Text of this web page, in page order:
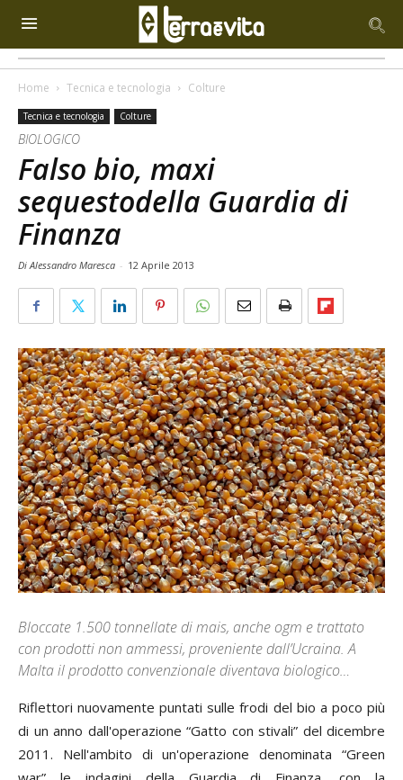
Home Tecnica e tecnologia Colture
Tecnica e tecnologia Colture
BIOLOGICO
Falso bio, maxi
sequestodella Guardia di
Finanza
Di Alessandro Maresca - 12 Aprile 2013
Bloccate 1.500 tonnellate di mais, anche ogm e trattato
con prodotti non ammessi, proveniente dall’Ucraina. A
Malta il prodotto convenzionale diventava biologico…
Riflettori nuovamente puntati sulle frodi del bio a poco più
di un anno dall'operazione “Gatto con stivali” del dicembre
2011. Nell'ambito di un'operazione denominata “Green